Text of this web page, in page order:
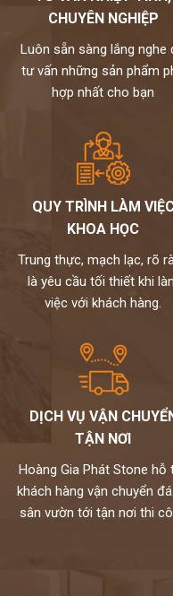
CHUYÊN NGHIỆP
Luôn sẵn sàng lắng nghe
tư vấn những sản phẩm
hợp nhất cho bạn
QUY TRÌNH LÀM
KHOA HỌC
Trung thực, mạch lạc, rõ
là yêu cầu tối thiết khi
việc với khách hàng.
DỊCH VỤ VẬN
TẬN NƠI
Hoàng Gia Phát Stone hỗ
khách hàng vận chuyển
sân vườn tới tận nơi thi